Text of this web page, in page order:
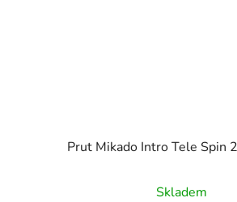
Prut Mikado Intro Tele Spin
Skladem